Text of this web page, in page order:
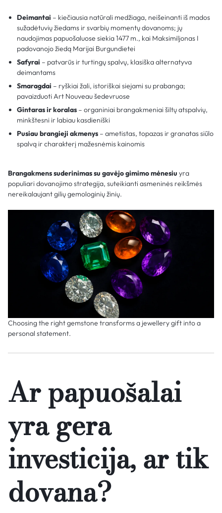
Deimantai – kiečiausia natūrali medžiaga, neišeinanti iš mados
sužadėtuvių žiedams ir svarbių momentų dovanoms; jų
naudojimas papuošaluose siekia 1477 m., kai Maksimiljonas I
padovanojo žiedą Marijai Burgundietei
Safyrai – patvarūs ir turtingų spalvų, klasiška alternatyva
deimantams
Smaragdai – ryškiai žali, istoriškai siejami su prabanga;
pavaizduoti Art Nouveau šedevruose
Gintaras ir koralas – organiniai brangakmeniai šiltų atspalvių,
minkštesni ir labiau kasdieniški
Pusiau brangieji akmenys – ametistas, topazas ir granatas siūlo
spalvą ir charakterį mažesnėmis kainomis
Brangakmens suderinimas su gavėjo gimimo mėnesiu yra
populiari dovanojimo strategija, suteikianti asmeninės reikšmės
nereikalaujant gilių gemologinių žinių.
Choosing the right gemstone transforms a jewellery gift into a
personal statement.
Ar papuošalai
yra gera
investicija, ar tik
dovana?